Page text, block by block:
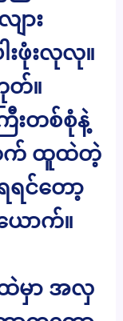
ား
ဖုံးလုလု။
တ်။
းတစ်စုံနဲ့
ထက် ထူထဲတဲ့
ရင်တော့
ောက်။
ထဲမှာ အလှ